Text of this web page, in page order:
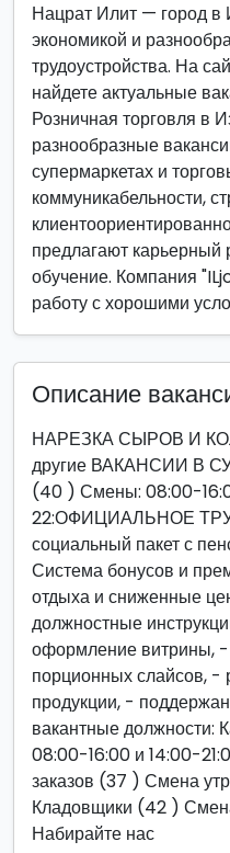
Нацрат Илит — город
экономикой и
трудоустройства. На
найдете актуальные
Розничная торговля в
разнообразные
супермаркетах и
коммуникабельности,
предлагают карьерный
обучение. Компания
работу с хорошими
Описание
НАРЕЗКА СЫРОВ И
другие ВАКАНСИИ В
(40 ) Смены: 08:00-
22:ОФИЦИАЛЬНОЕ
социальный пакет с
Система бонусов и
отдыха и сниженные
должностные
оформление витрины, -
порционных слайсов, -
продукции, -
вакантные
08:00-16:00 и 14:00-
заказов (37 ) Смена
Кладовщики (42 )
Набирайте нас